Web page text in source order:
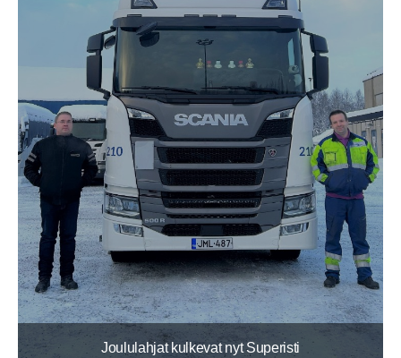
Joululahjat kulkevat nyt Superisti